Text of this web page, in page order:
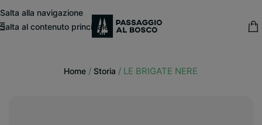
Salta alla navigazione
Salta al contenuto principale
Home / Storia / LE BRIGATE NERE